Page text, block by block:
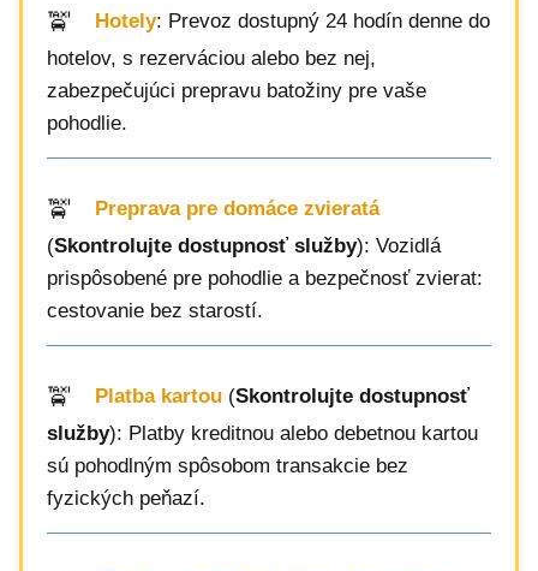
Hotely: Prevoz dostupný 24 hodín denne do
hotelov, s rezerváciou alebo bez nej,
zabezpečujúci prepravu batožiny pre vaše
pohodlie.
Preprava pre domáce zvieratá
(Skontrolujte dostupnosť služby): Vozidlá
prispôsobené pre pohodlie a bezpečnosť zvierat:
cestovanie bez starostí.
Platba kartou (Skontrolujte dostupnosť
služby): Platby kreditnou alebo debetnou kartou
sú pohodlným spôsobom transakcie bez
fyzických peňazí.